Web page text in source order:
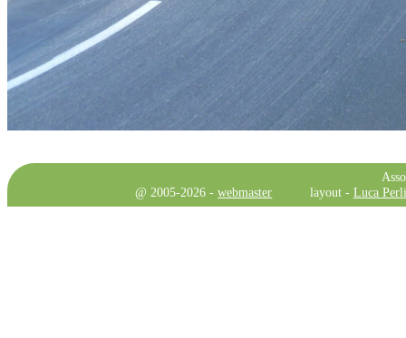
@ 2005-2026 -webmaster layout - Luca